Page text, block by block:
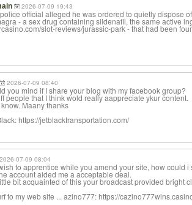
2026-07-09 19:43
official alleged he was ordered to quietly dispose
- a sex drug containing sildenafil, the same active
slot-reviews/jurassic-park - that had been
2026-07-09 08:40
you mind if I share your blog with my facebook group?
people that I think wold really aappreciate ykur content.
Maany thanks
https://jetblacktransportation.com/
2026-07-09 08:04
to apprentice while you amend your site, how could i
account aided me a acceptable deal.
bit acquainted of this your broadcast provided bright
to my web site ... azino777: https://